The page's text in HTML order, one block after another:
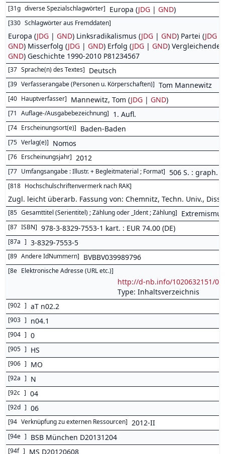
[31g diverse Spezialschlagwörter] Europa (JDG | GND)
[330 Schlagwörter aus Fremddaten]
Europa (JDG | GND) Linksradikalismus (JDG | GND) Partei (JDG
GND) Misserfolg (JDG | GND) Erfolg (JDG | GND) Vergleichende
GND) Geschichte 1990-2010 P81234567
[37 Sprache(n) des Textes] Deutsch
[39 Verfasserangabe (Personen u. Körperschaften)] Tom Mannewitz
[40 Hauptverfasser] Mannewitz, Tom (JDG | GND)
[71 Auflage-/Ausgabebezeichnung] 1. Aufl.
[74 Erscheinungsort(e)] Baden-Baden
[75 Verlag(e)] Nomos
[76 Erscheinungsjahr] 2012
[77 Umfangsangabe : Illustr. + Begleitmaterial ; Format] 506 S. : graph.
[818 Hochschulschriftenvermerk nach RAK]
Zugl. leicht überarb. Fassung von: Chemnitz, Techn. Univ.,
[85 Gesamttitel (Serientitel) ; Zählung oder _Ident ; Zählung]
[87 ISBN] 978-3-8329-7553-1 kart. : EUR 74.00 (DE)
[87a ] 3-8329-7553-5
[89 Andere IdNummern] BVBBV039989796
[8e Elektronische Adresse (URL etc.)]
http://d-nb.info/1020632151/04
Type: Inhaltsverzeichnis
[902 ] aT n02.2
[903 ] n04.1
[904 ] 0
[905 ] HS
[906 ] MO
[92a ] N
[92c ] 04
[92d ] 06
[94 Verknüpfung zu externen Ressourcen] 2012-II
[94e ] BSB München D20131204
[94f ] MS D20120608